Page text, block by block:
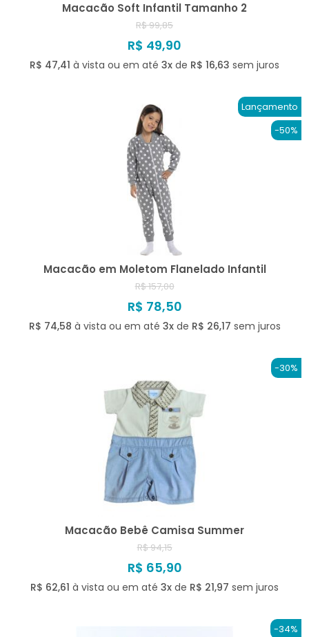
Macacão Soft Infantil Tamanho 2
R$ 99,85
R$ 49,90
R$ 47,41 à vista ou em até 3x de R$ 16,63 sem juros
Lançamento
-50%
Macacão em Moletom Flanelado Infantil
R$ 157,00
R$ 78,50
R$ 74,58 à vista ou em até 3xde R$ 26,17 sem juros
-30%
Macacão Bebê Camisa Summer
R$ 94,15
R$ 65,90
R$ 62,61 à vista ou em até 3x de R$ 21,97 sem juros
-34%